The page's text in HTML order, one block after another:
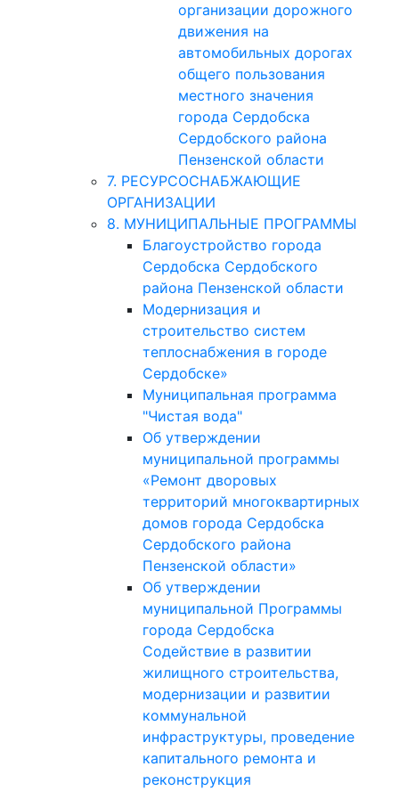
организации дорожного
движения на
автомобильных дорогах
общего пользования
местного значения
города Сердобска
Сердобского района
Пензенской области
7. РЕСУРСОСНАБЖАЮЩИЕ
ОРГАНИЗАЦИИ
8. МУНИЦИПАЛЬНЫЕ ПРОГРАММЫ
Благоустройство города
Сердобска Сердобского
района Пензенской области
Модернизация и
строительство систем
теплоснабжения в городе
Сердобске»
Муниципальная программа
"Чистая вода"
Об утверждении
муниципальной программы
«Ремонт дворовых
территорий многоквартирных
домов города Сердобска
Сердобского района
Пензенской области»
Об утверждении
муниципальной Программы
города Сердобска
Содействие в развитии
жилищного строительства,
модернизации и развитии
коммунальной
инфраструктуры, проведение
капитального ремонта и
реконструкция